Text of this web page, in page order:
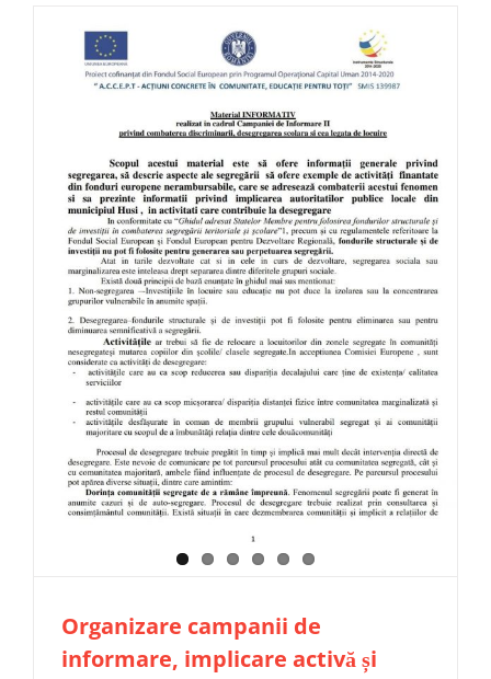
Organizare campanii de
informare, implicare activă și